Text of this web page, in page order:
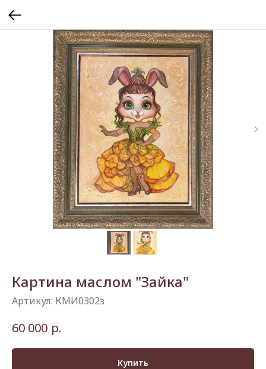
Картина маслом "Зайка"
Артикул: КМИ0302з
60 000 р.
Купить